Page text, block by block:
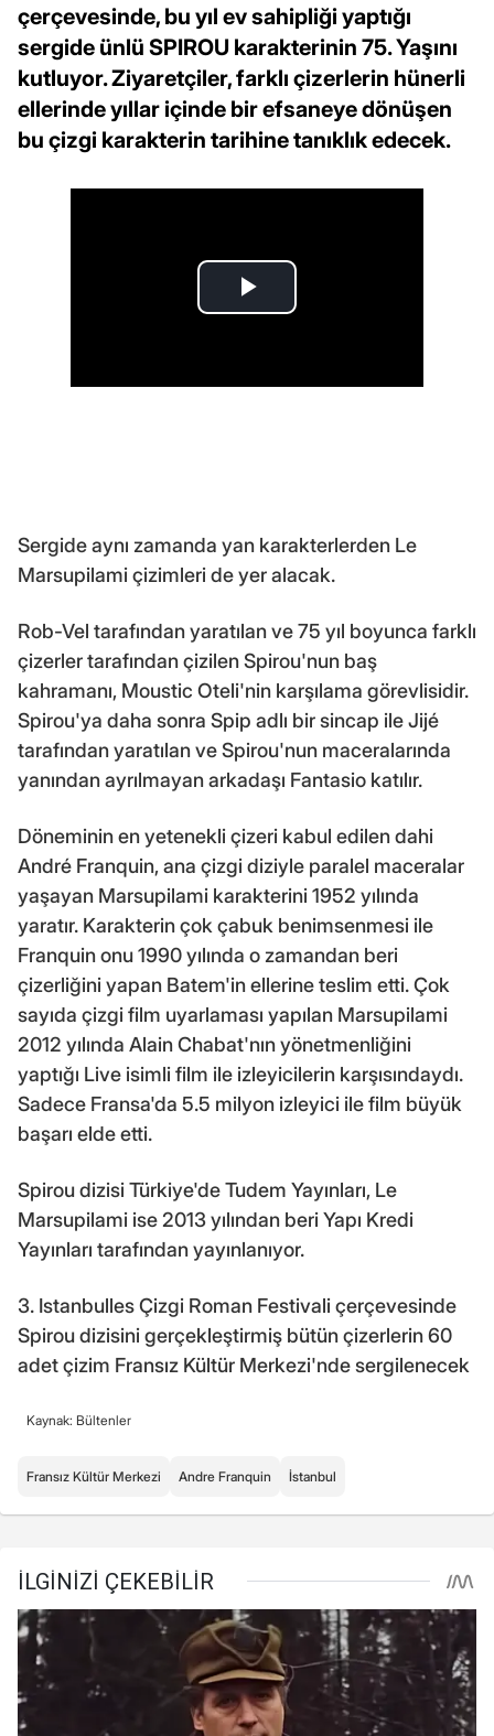
çerçevesinde, bu yıl ev sahipliği yaptığı
sergide ünlü SPIROU karakterinin 75. Yaşını
kutluyor. Ziyaretçiler, farklı çizerlerin hünerli
ellerinde yıllar içinde bir efsaneye dönüşen
bu çizgi karakterin tarihine tanıklık edecek.
Sergide aynı zamanda yan karakterlerden Le
Marsupilami çizimleri de yer alacak.
Rob-Vel tarafından yaratılan ve 75 yıl boyunca farklı
çizerler tarafından çizilen Spirou'nun baş
kahramanı, Moustic Oteli'nin karşılama görevlisidir.
Spirou'ya daha sonra Spip adlı bir sincap ile Jijé
tarafından yaratılan ve Spirou'nun maceralarında
yanından ayrılmayan arkadaşı Fantasio katılır.
Döneminin en yetenekli çizeri kabul edilen dahi
André Franquin, ana çizgi diziyle paralel maceralar
yaşayan Marsupilami karakterini 1952 yılında
yaratır. Karakterin çok çabuk benimsenmesi ile
Franquin onu 1990 yılında o zamandan beri
çizerliğini yapan Batem'in ellerine teslim etti. Çok
sayıda çizgi film uyarlaması yapılan Marsupilami
2012 yılında Alain Chabat'nın yönetmenliğini
yaptığı Live isimli film ile izleyicilerin karşısındaydı.
Sadece Fransa'da 5.5 milyon izleyici ile film büyük
başarı elde etti.
Spirou dizisi Türkiye'de Tudem Yayınları, Le
Marsupilami ise 2013 yılından beri Yapı Kredi
Yayınları tarafından yayınlanıyor.
3. Istanbulles Çizgi Roman Festivali çerçevesinde
Spirou dizisini gerçekleştirmiş bütün çizerlerin 60
adet çizim Fransız Kültür Merkezi'nde sergilenecek
Kaynak: Bültenler
Fransız Kültür Merkezi Andre Franquin İstanbul